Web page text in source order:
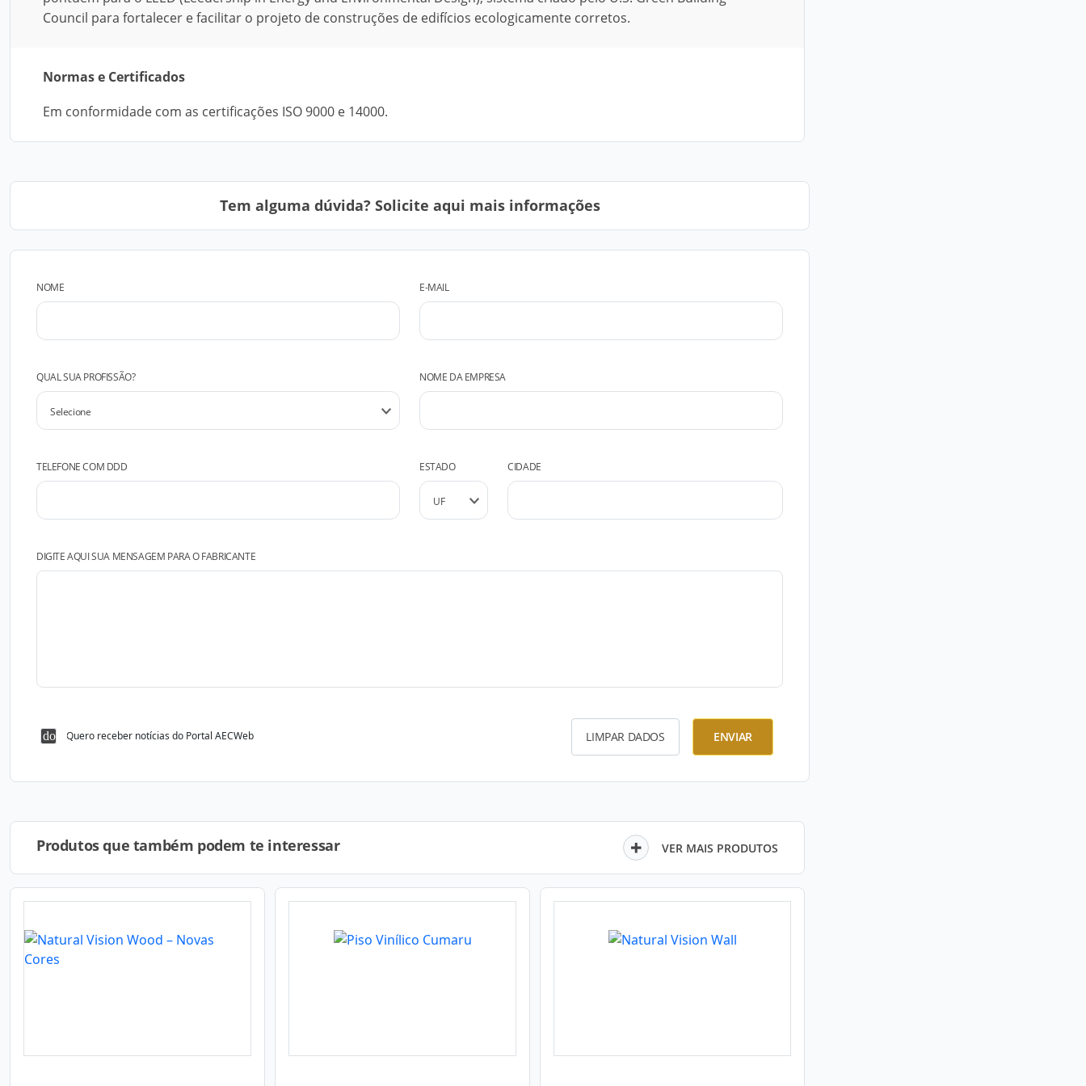
Council para fortalecer e facilitar o projeto de construções de edifícios ecologicamente corretos.
Normas e Certificados
Em conformidade com as certificações ISO 9000 e 14000.
Tem alguma dúvida? Solicite aqui mais informações
NOME E-MAIL
QUAL SUA PROFISSÃO? NOME DA EMPRESA
TELEFONE COM DDD ESTADO CIDADE
DIGITE AQUI SUA MENSAGEM PARA O FABRICANTE
Quero receber notícias do Portal AECWeb LIMPAR DADOS ENVIAR
Produtos que também podem te interessar VER MAIS PRODUTOS